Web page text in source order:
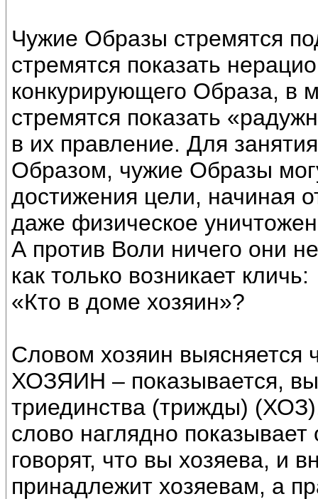
Чужие Образы стремятся
стремятся показать
конкурирующего Образа, в
стремятся показать
в их правление. Для
Образом, чужие Образы
достижения цели, начиная
даже физическое
А против Воли ничего они
как только возникает кличь:
«Кто в доме хозяин»?
Словом хозяин
ХОЗЯИН – показывается,
триединства (трижды)
слово наглядно
говорят, что вы хозяева, и
принадлежит хозяевам, а